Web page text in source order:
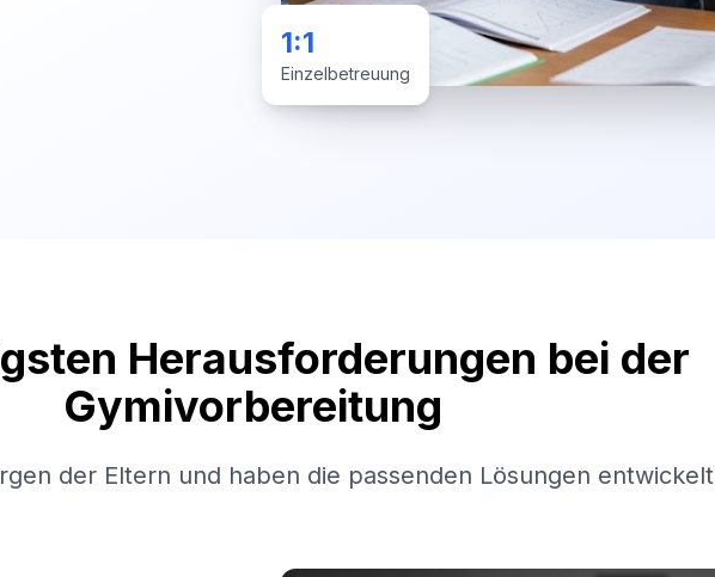
1:1
Einzelbetreuung
Herausforderungen bei der
Gymivorbereitung
der Eltern und haben die passenden Lösungen entwickelt